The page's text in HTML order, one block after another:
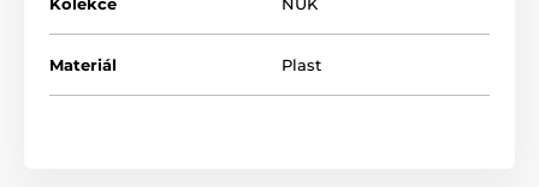
narození.
napsat pod objednávku
Materiál Plast